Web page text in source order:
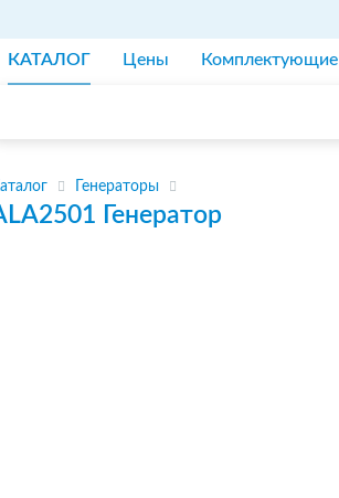
КАТАЛОГ Цены Комплектующие
Генераторы
Генератор